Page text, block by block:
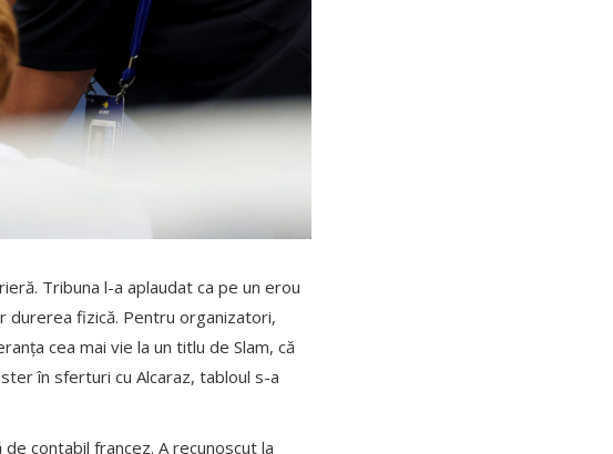
Tribuna l-a aplaudat ca pe un erou
durerea fizică. Pentru organizatori,
cea mai vie la un titlu de Slam, că
în sferturi cu Alcaraz, tabloul s-a
contabil francez. A recunoscut la